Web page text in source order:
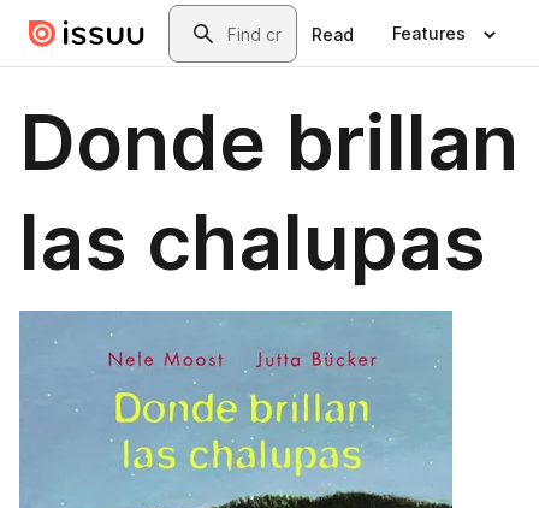
Skip to main contentSearch
Read Features
Donde brillan
las chalupas